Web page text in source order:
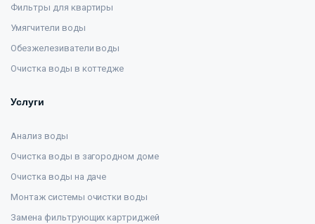
Фильтры для квартиры
Умягчители воды
Обезжелезиватели воды
Очистка воды в коттедже
Услуги
Анализ воды
Очистка воды в загородном доме
Очистка воды на даче
Монтаж системы очистки воды
Замена фильтрующих картриджей